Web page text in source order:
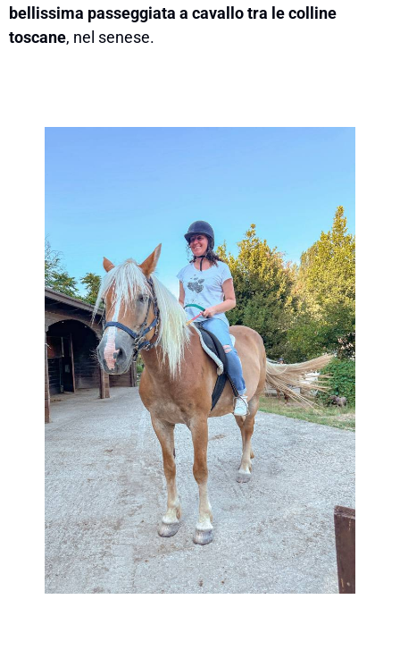
bellissima passeggiata a cavallo tra le colline
toscane, nel senese.